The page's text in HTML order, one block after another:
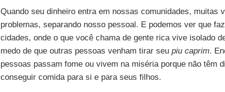
Quando seu dinheiro entra em nossas comunidades, muitas
problemas, separando nosso pessoal. E podemos ver que
cidades, onde o que você chama de gente rica vive isolado
medo de que outras pessoas venham tirar seu piu caprim.
pessoas passam fome ou vivem na miséria porque não têm
conseguir comida para si e para seus filhos.